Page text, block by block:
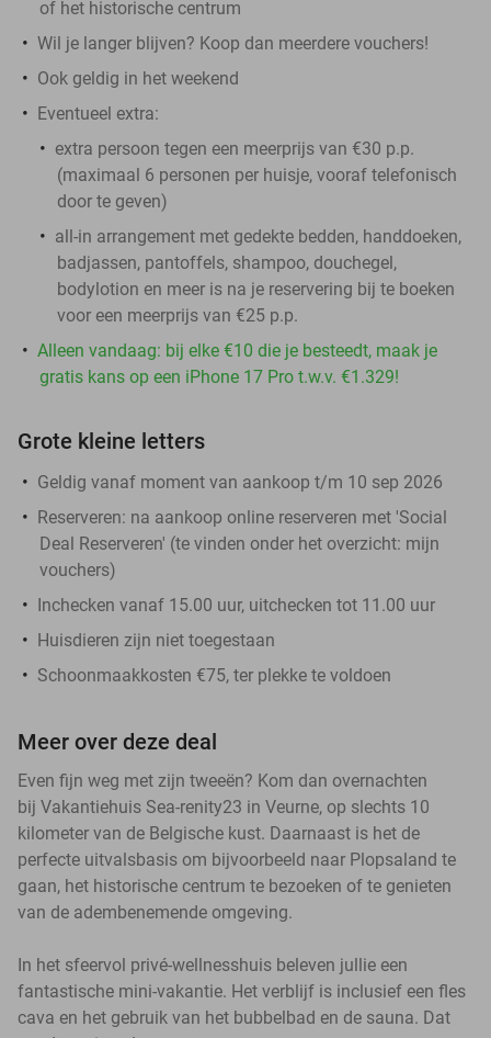
of het historische centrum
Wil je langer blijven? Koop dan meerdere vouchers!
Ook geldig in het weekend
Eventueel extra:
extra persoon tegen een meerprijs van €30 p.p.
(maximaal 6 personen per huisje, vooraf telefonisch
door te geven)
all-in arrangement met gedekte bedden, handdoeken,
badjassen, pantoffels, shampoo, douchegel,
bodylotion en meer is na je reservering bij te boeken
voor een meerprijs van €25 p.p.
Alleen vandaag: bij elke €10 die je besteedt, maak je
gratis kans op een iPhone 17 Pro t.w.v. €1.329!
Grote kleine letters
Geldig vanaf moment van aankoop t/m 10 sep 2026
Reserveren: na aankoop online reserveren met 'Social
Deal Reserveren' (te vinden onder het overzicht: mijn
vouchers)
Inchecken vanaf 15.00 uur, uitchecken tot 11.00 uur
Huisdieren zijn niet toegestaan
Schoonmaakkosten €75, ter plekke te voldoen
Meer over deze deal
Even fijn weg met zijn tweeën? Kom dan overnachten
bij Vakantiehuis Sea-renity23 in Veurne, op slechts 10
kilometer van de Belgische kust. Daarnaast is het de
perfecte uitvalsbasis om bijvoorbeeld naar Plopsaland te
gaan, het historische centrum te bezoeken of te genieten
van de adembenemende omgeving.
In het sfeervol privé-wellnesshuis beleven jullie een
fantastische mini-vakantie. Het verblijf is inclusief een fles
cava en het gebruik van het bubbelbad en de sauna. Dat